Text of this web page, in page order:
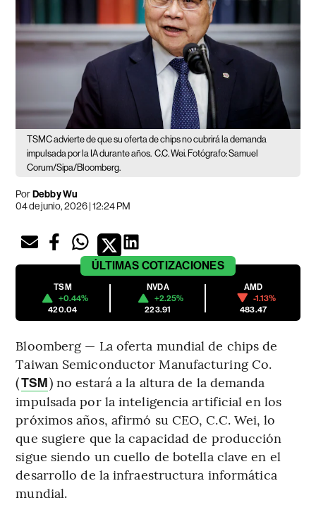
TSMC advierte de que su oferta de chips no cubrirá la demanda
impulsada por la IA durante años. C.C. Wei. Fotógrafo: Samuel
Corum/Sipa/Bloomberg.
PorDebby Wu
04 de junio, 2026 | 12:24 PM
ÚLTIMAS COTIZACIONES
TSM
+0.44%
420.04
NVDA
+2.25%
223.91
AMD
-1.13%
483.47
Bloomberg — La oferta mundial de chips de
Taiwan Semiconductor Manufacturing Co.
(TSM) no estará a la altura de la demanda
impulsada por la inteligencia artificial en los
próximos años, afirmó su CEO, C.C. Wei, lo
que sugiere que la capacidad de producción
sigue siendo un cuello de botella clave en el
desarrollo de la infraestructura informática
mundial.